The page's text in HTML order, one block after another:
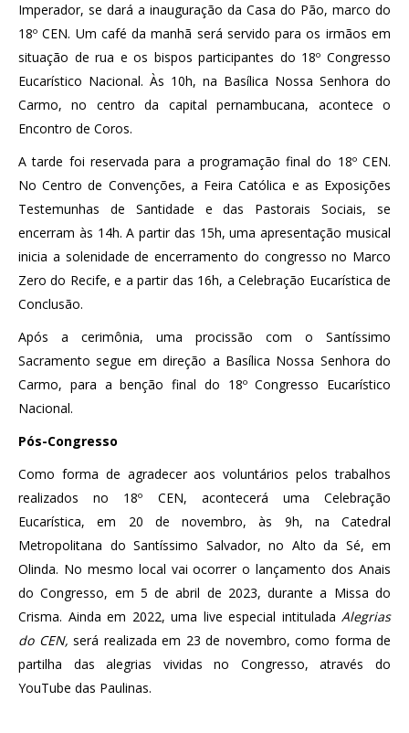
Imperador, se dará a inauguração da Casa do Pão, marco do
18º CEN. Um café da manhã será servido para os irmãos em
situação de rua e os bispos participantes do 18º Congresso
Eucarístico Nacional. Às 10h, na Basílica Nossa Senhora do
Carmo, no centro da capital pernambucana, acontece o
Encontro de Coros.
A tarde foi reservada para a programação final do 18º CEN.
No Centro de Convenções, a Feira Católica e as Exposições
Testemunhas de Santidade e das Pastorais Sociais, se
encerram às 14h. A partir das 15h, uma apresentação musical
inicia a solenidade de encerramento do congresso no Marco
Zero do Recife, e a partir das 16h, a Celebração Eucarística de
Conclusão.
Após a cerimônia, uma procissão com o Santíssimo
Sacramento segue em direção a Basílica Nossa Senhora do
Carmo, para a benção final do 18º Congresso Eucarístico
Nacional.
Pós-Congresso
Como forma de agradecer aos voluntários pelos trabalhos
realizados no 18º CEN, acontecerá uma Celebração
Eucarística, em 20 de novembro, às 9h, na Catedral
Metropolitana do Santíssimo Salvador, no Alto da Sé, em
Olinda. No mesmo local vai ocorrer o lançamento dos Anais
do Congresso, em 5 de abril de 2023, durante a Missa do
Crisma. Ainda em 2022, uma live especial intitulada Alegrias
do CEN, será realizada em 23 de novembro, como forma de
partilha das alegrias vividas no Congresso, através do
YouTube das Paulinas.